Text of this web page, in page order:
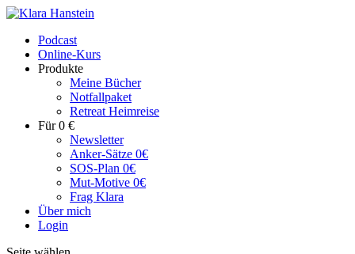
Podcast
Online-Kurs
Produkte
Meine Bücher
Notfallpaket
Retreat Heimreise
Für 0 €
Newsletter
Anker-Sätze 0€
SOS-Plan 0€
Mut-Motive 0€
Frag Klara
Über mich
Login